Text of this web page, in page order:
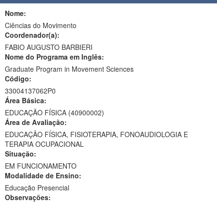
Ministério da Infraestrutura
Ministério da Educação
Ministério da Cidadania
Ministério da Saúde
Ministério de Minas e Energia
Ministério da Ciência, Tecnologia, Inovações e Comunicações
Ministério do Meio Ambiente
Ministério do Turismo
Ministério do Desenvolvimento Regional
Nome:
Ciências do Movimento
Coordenador(a):
FABIO AUGUSTO BARBIERI
Nome do Programa em Inglês:
Graduate Program in Movement Sciences
Código:
33004137062P0
Área Básica:
EDUCAÇÃO FÍSICA (40900002)
Área de Avaliação:
EDUCAÇÃO FÍSICA, FISIOTERAPIA, FONOAUDIOLOGIA E
TERAPIA OCUPACIONAL
Situação:
EM FUNCIONAMENTO
Modalidade de Ensino:
Educação Presencial
Observações: